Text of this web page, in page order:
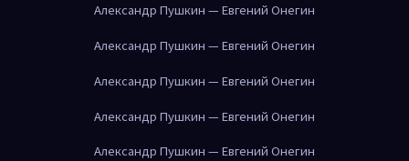
Александр Пушкин — Евгений Онегин
Александр Пушкин — Евгений Онегин
Александр Пушкин — Евгений Онегин
Александр Пушкин — Евгений Онегин
Александр Пушкин — Евгений Онегин